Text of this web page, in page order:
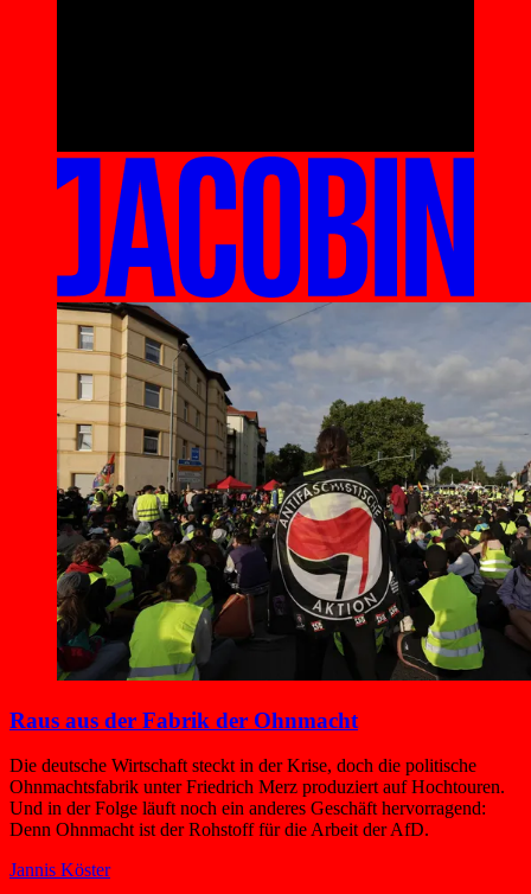
Raus aus der Fabrik der Ohnmacht
Die deutsche Wirtschaft steckt in der Krise, doch die politische
Ohnmachtsfabrik unter Friedrich Merz produziert auf Hochtouren.
Und in der Folge läuft noch ein anderes Geschäft hervorragend:
Denn Ohnmacht ist der Rohstoff für die Arbeit der AfD.
Jannis Köster